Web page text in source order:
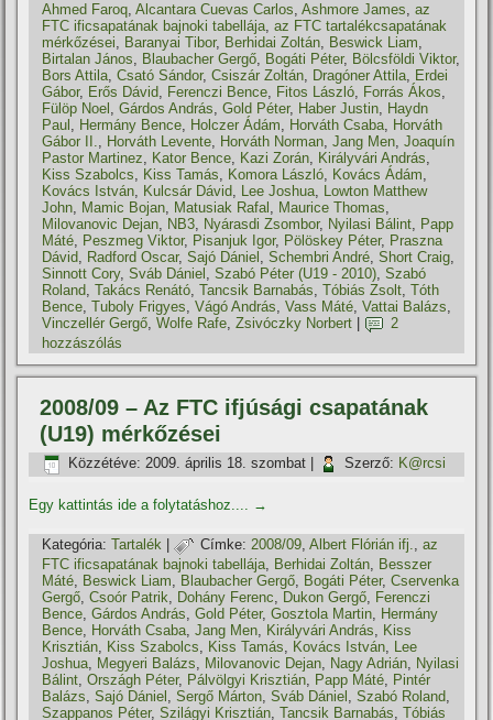
Ahmed Faroq,Alcantara Cuevas Carlos,Ashmore James,az
FTC ificsapatának bajnoki tabellája,az FTC tartalékcsapatának
mérkőzései, Baranyai Tibor, Berhidai Zoltán, Beswick Liam,
Birtalan János, Blaubacher Gergő, Bogáti Péter, Bölcsföldi Viktor,
Bors Attila,Csató Sándor,Csiszár Zoltán, Dragóner Attila, Erdei
Gábor, Erős Dávid, Ferenczi Bence, Fitos László, Forrás Ákos,
Fülöp Noel ,Gárdos András,Gold Péter, Haber Justin, Haydn
Paul , Hermány Bence, Holczer Ádám, Horváth Csaba, Horváth
Gábor II., Horváth Levente, Horváth Norman,Jang Men,Joaquí­n
Pastor Martinez, Kator Bence, Kazi Zorán, Királyvári András,
Kiss Szabolcs, Kiss Tamás, Komora László, Kovács Ádám,
Kovács István, Kulcsár Dávid, Lee Joshua, Lowton Matthew
John, Mamic Bojan, Matusiak Rafal , Maurice Thomas,
Milovanovic Dejan, NB3, Nyárasdi Zsombor, Nyilasi Bálint, Papp
Máté, Peszmeg Viktor, Pisanjuk Igor, Pölöskey Péter, Praszna
Dávid, Radford Oscar,Sajó Dániel ,Schembri André,Short Craig,
Sinnott Cory,Sváb Dániel ,Szabó Péter (U19 - 2010),Szabó
Roland,Takács Renátó,Tancsik Barnabás,Tóbiás Zsolt,Tóth
Bence,Tuboly Frigyes,Vágó András,Vass Máté,Vattai Balázs,
Vinczellér Gergő,Wolfe Rafe,Zsivóczky Norbert
2
hozzászólás
2008/09 – Az FTC ifjúsági csapatának
(U19) mérkőzései
Közzétéve: 2009. április 18. szombat Szerző: K@rcsi
Egy kattintás ide a folytatáshoz.... →
Kategória: Tartalék | Címke: 2008/09,Albert Flórián ifj.,az
FTC ificsapatának bajnoki tabellája, Berhidai Zoltán, Besszer
Máté, Beswick Liam, Blaubacher Gergő, Bogáti Péter,Cservenka
Gergő,Csoór Patrik, Dohány Ferenc, Dukon Gergő, Ferenczi
Bence,Gárdos András,Gold Péter,Gosztola Martin, Hermány
Bence, Horváth Csaba,Jang Men, Királyvári András, Kiss
Krisztián, Kiss Szabolcs, Kiss Tamás, Kovács István, Lee
Joshua, Megyeri Balázs, Milovanovic Dejan, Nagy Adrián, Nyilasi
Bálint,Országh Péter, Pálvölgyi Krisztián, Papp Máté, Pintér
Balázs,Sajó Dániel ,Sergő Márton,Sváb Dániel ,Szabó Roland,
Szappanos Péter,Szilágyi Krisztián,Tancsik Barnabás,Tóbiás